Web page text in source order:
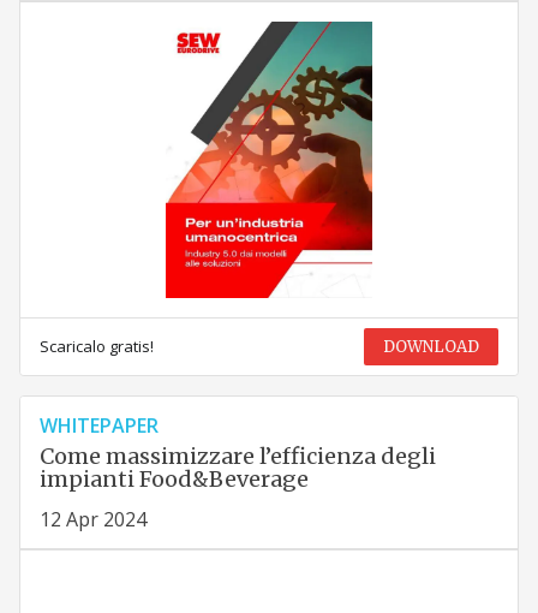
Scaricalo gratis! DOWNLOAD
WHITEPAPER
Come massimizzare l’efficienza degli
impianti Food&Beverage
12 Apr 2024